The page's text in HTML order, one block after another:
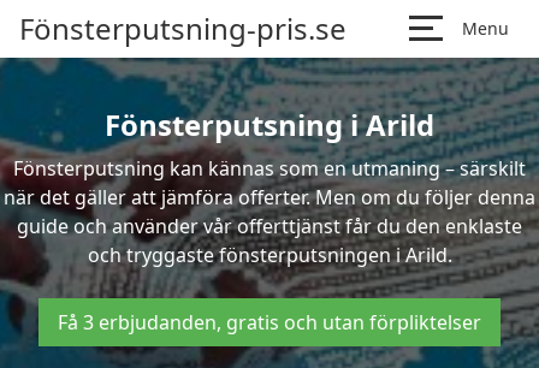
Fönsterputsning-pris.se Menu
Fönsterputsning i Arild
Fönsterputsning kan kännas som en utmaning – särskilt
när det gäller att jämföra offerter. Men om du följer denna
guide och använder vår offerttjänst får du den enklaste
och tryggaste fönsterputsningen i Arild.
Få 3 erbjudanden, gratis och utan förpliktelser